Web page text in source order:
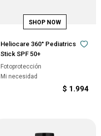
Heliocare 360° Pediatrics
Stick SPF 50+
Fotoprotección
Mi necesidad
$ 1.994